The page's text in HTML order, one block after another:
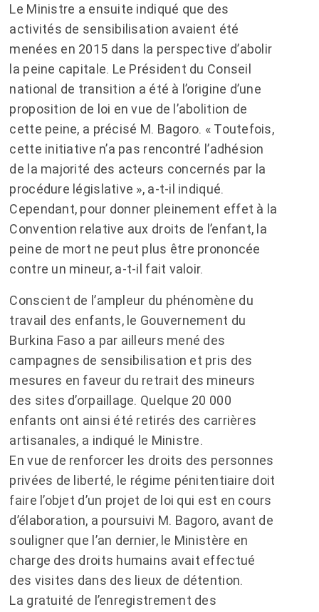
Le Ministre a ensuite indiqué que des
activités de sensibilisation avaient été
menées en 2015 dans la perspective d’abolir
la peine capitale. Le Président du Conseil
national de transition a été à l’origine d’une
proposition de loi en vue de l’abolition de
cette peine, a précisé M. Bagoro. « Toutefois,
cette initiative n’a pas rencontré l’adhésion
de la majorité des acteurs concernés par la
procédure législative », a-t-il indiqué.
Cependant, pour donner pleinement effet à la
Convention relative aux droits de l’enfant, la
peine de mort ne peut plus être prononcée
contre un mineur, a-t-il fait valoir.
Conscient de l’ampleur du phénomène du
travail des enfants, le Gouvernement du
Burkina Faso a par ailleurs mené des
campagnes de sensibilisation et pris des
mesures en faveur du retrait des mineurs
des sites d’orpaillage. Quelque 20 000
enfants ont ainsi été retirés des carrières
artisanales, a indiqué le Ministre.
En vue de renforcer les droits des personnes
privées de liberté, le régime pénitentiaire doit
faire l’objet d’un projet de loi qui est en cours
d’élaboration, a poursuivi M. Bagoro, avant de
souligner que l’an dernier, le Ministère en
charge des droits humains avait effectué
des visites dans des lieux de détention.
La gratuité de l’enregistrement des